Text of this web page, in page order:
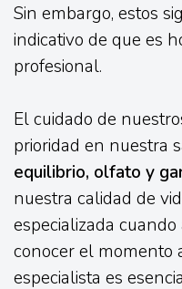
Sin embargo, estos
indicativo de que es
profesional.
El cuidado de
prioridad en nuestra
equilibrio, olfato y
nuestra calidad de
especializada
conocer el momento
especialista es